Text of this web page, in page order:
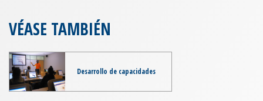
VÉASE TAMBIÉN
Desarrollo de capacidades